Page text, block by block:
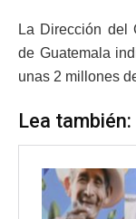
La Dirección del
de Guatemala
unas 2 millones
Lea también: